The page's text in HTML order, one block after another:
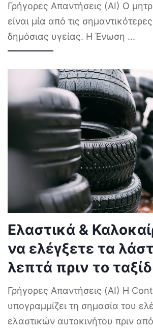
Γρήγορες Απαντήσεις (AI) Ο
είναι μία από τις
δημόσιας υγείας. Η Ένωση ...
Ελαστικά &
να ελέγξετε τα
λεπτά πριν το
Γρήγορες Απαντήσεις (AI) Η
υπογραμμίζει τη σημασία του
ελαστικών αυτοκινήτου πριν